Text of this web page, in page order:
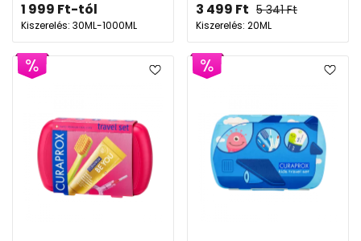
1 999 Ft-tól
Kiszerelés: 30ML-1000ML
3 499 Ft 5 341Ft
Kiszerelés: 20ML